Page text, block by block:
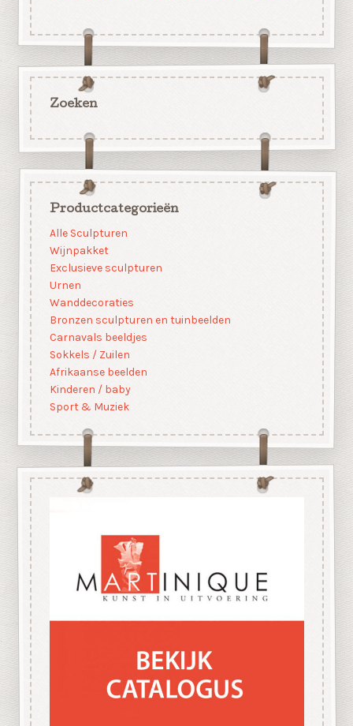
Zoeken
Productcategorieën
Alle Sculpturen
Wijnpakket
Exclusieve sculpturen
Urnen
Wanddecoraties
Bronzen sculpturen en tuinbeelden
Carnavals beeldjes
Sokkels / Zuilen
Afrikaanse beelden
Kinderen / baby
Sport & Muziek